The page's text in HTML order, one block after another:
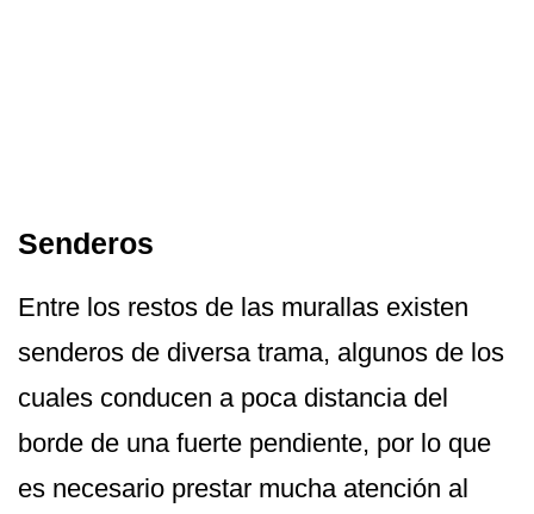
Senderos
Entre los restos de las murallas existen
senderos de diversa trama, algunos de los
cuales conducen a poca distancia del
borde de una fuerte pendiente, por lo que
es necesario prestar mucha atención al